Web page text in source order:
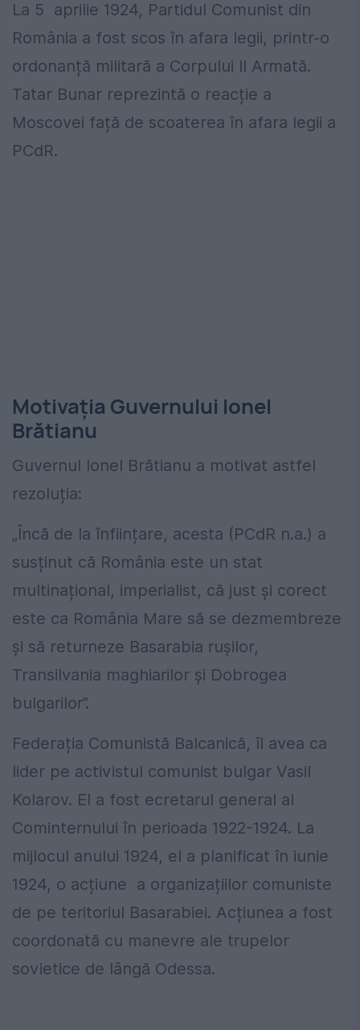
La 5 aprilie 1924, Partidul Comunist din
România a fost scos în afara legii, printr-o
ordonanță militară a Corpului II Armată.
Tatar Bunar reprezintă o reacție a
Moscovei față de scoaterea în afara legii a
PCdR.
Motivația Guvernului Ionel
Brătianu
Guvernul Ionel Brătianu a motivat astfel
rezoluția:
„Încă de la înființare, acesta (PCdR n.a.) a
susținut că România este un stat
multinațional, imperialist, că just și corect
este ca România Mare să se dezmembreze
și să returneze Basarabia rușilor,
Transilvania maghiarilor și Dobrogea
bulgarilor”.
Federația Comunistă Balcanică, îl avea ca
lider pe activistul comunist bulgar Vasil
Kolarov. El a fost ecretarul general al
Cominternului în perioada 1922-1924. La
mijlocul anului 1924, el a planificat în iunie
1924, o acțiune a organizațiilor comuniste
de pe teritoriul Basarabiei. Acțiunea a fost
coordonată cu manevre ale trupelor
sovietice de lângă Odessa.